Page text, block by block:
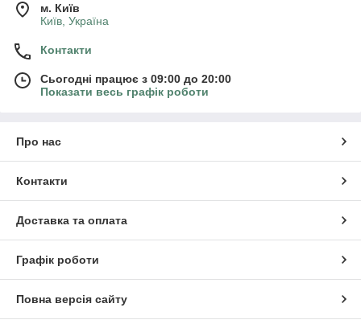
м. Київ
Київ, Україна
Контакти
Сьогодні працює з 09:00 до 20:00
Показати весь графік роботи
Про нас
Контакти
Доставка та оплата
Графік роботи
Повна версія сайту